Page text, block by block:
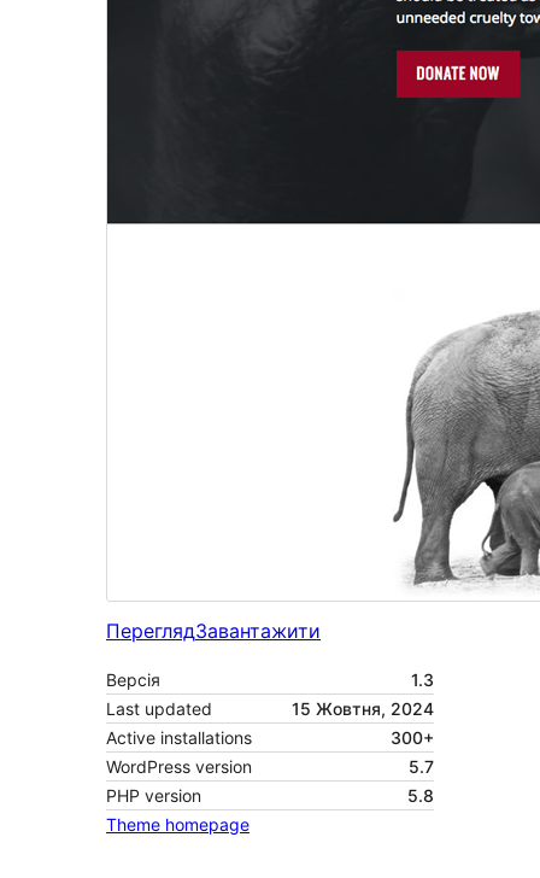
ПереглядЗавантажити
Версія
1.3
Last updated
15 Жовтня, 2024
Active installations
300+
WordPress version
5.7
PHP version
5.8
Theme homepage